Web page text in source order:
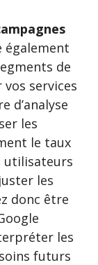
également
de
services
d’analyse
les
le taux
utilisateurs
les
donc être
les
futurs